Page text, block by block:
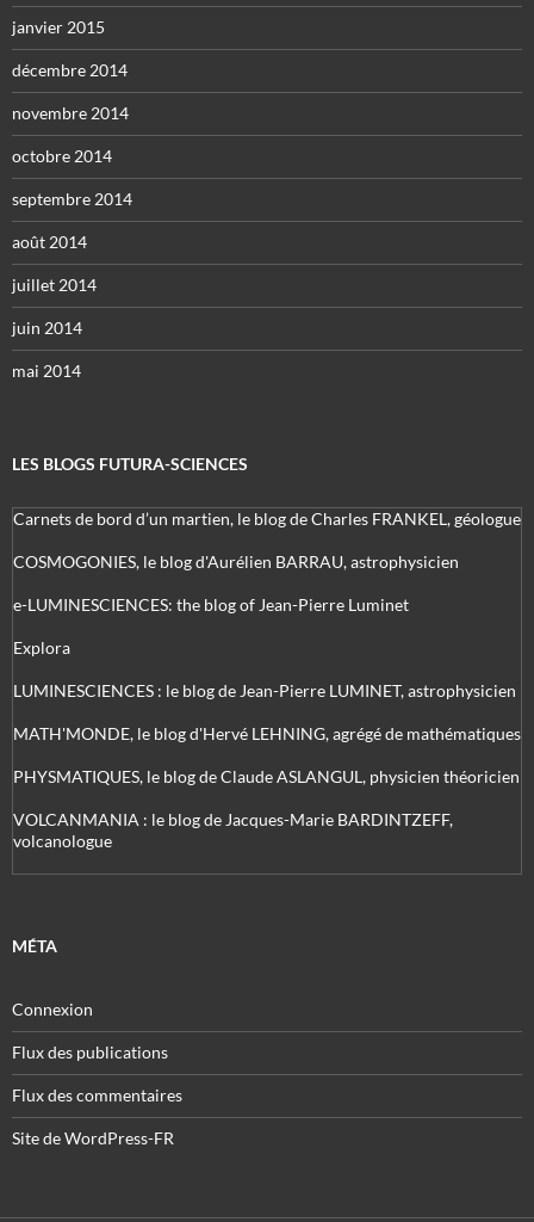
janvier 2015
décembre 2014
novembre 2014
octobre 2014
septembre 2014
août 2014
juillet 2014
juin 2014
mai 2014
LES BLOGS FUTURA-SCIENCES
Carnets de bord d’un martien, le blog de Charles FRANKEL, géologue
COSMOGONIES, le blog d'Aurélien BARRAU, astrophysicien
e-LUMINESCIENCES: the blog of Jean-Pierre Luminet
Explora
LUMINESCIENCES : le blog de Jean-Pierre LUMINET, astrophysicien
MATH'MONDE, le blog d'Hervé LEHNING, agrégé de mathématiques
PHYSMATIQUES, le blog de Claude ASLANGUL, physicien théoricien
VOLCANMANIA : le blog de Jacques-Marie BARDINTZEFF,
volcanologue
MÉTA
Connexion
Flux des publications
Flux des commentaires
Site de WordPress-FR